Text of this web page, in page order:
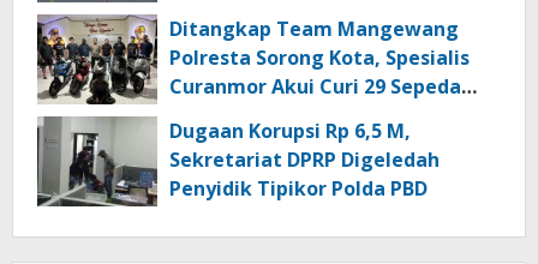
Ditangkap Team Mangewang
Polresta Sorong Kota, Spesialis
Curanmor Akui Curi 29 Sepeda
Dugaan Korupsi Rp 6,5 M,
Sekretariat DPRP Digeledah
Penyidik Tipikor Polda PBD